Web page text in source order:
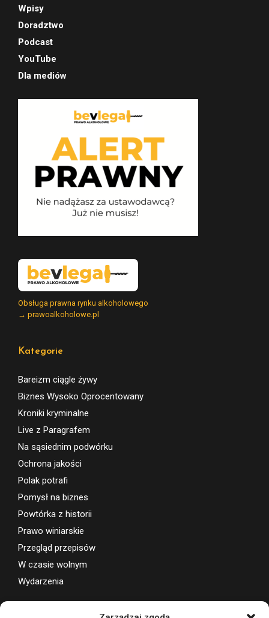
Wpisy
Doradztwo
Podcast
YouTube
Dla mediów
Obsługa prawna rynku alkoholowego
→ prawoalkoholowe.pl
Kategorie
Bareizm ciągle żywy
Biznes Wysoko Oprocentowany
Kroniki kryminalne
Live z Paragrafem
Na sąsiednim podwórku
Ochrona jakości
Polak potrafi
Pomysł na biznes
Powtórka z historii
Prawo winiarskie
Przegląd przepisów
W czasie wolnym
Wydarzenia